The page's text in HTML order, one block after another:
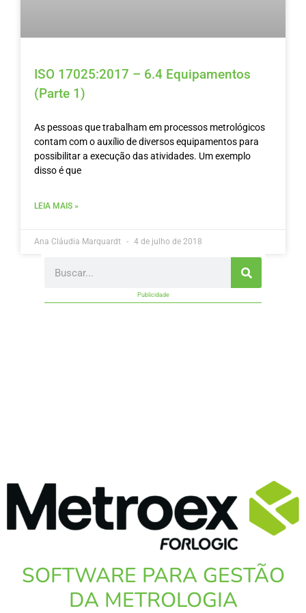
ISO 17025:2017 – 6.4 Equipamentos
(Parte 1)
As pessoas que trabalham em processos metrológicos
contam com o auxílio de diversos equipamentos para
possibilitar a execução das atividades. Um exemplo
disso é que
LEIA MAIS »
Ana Cláudia Marquardt 4 de julho de 2018
Search
Publicidade
SOFTWARE PARA GESTÃO
DA METROLOGIA